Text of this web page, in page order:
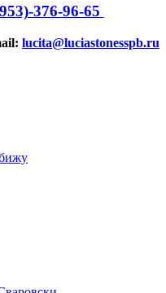
376-96-65
lucita@luciastonesspb.ru